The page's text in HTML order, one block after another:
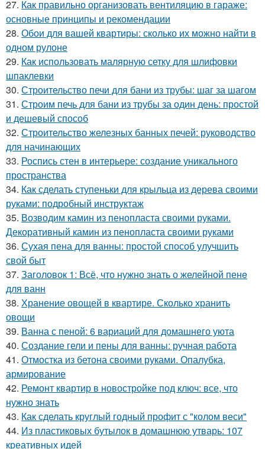
27. Как правильно организовать вентиляцию в гараже:
основные принципы и рекомендации
28. Обои для вашей квартиры: сколько их можно найти в
одном рулоне
29. Как использовать малярную сетку для шлифовки
шпаклевки
30. Строительство печи для бани из трубы: шаг за шагом
31. Строим печь для бани из трубы за один день: простой
и дешевый способ
32. Строительство железных банных печей: руководство
для начинающих
33. Роспись стен в интерьере: создание уникального
пространства
34. Как сделать ступеньки для крыльца из дерева своими
руками: подробный инструктаж
35. Возводим камин из пенопласта своими руками.
Декоративный камин из пенопласта своими руками
36. Сухая пена для ванны: простой способ улучшить
свой быт
37. Заголовок 1: Всё, что нужно знать о желейной пенe
для ванн
38. Хранение овощей в квартире. Сколько хранить
овощи
39. Ванна с пеной: 6 вариаций для домашнего уюта
40. Создание гели и пены для ванны: ручная работа
41. Отмостка из бетона своими руками. Опалубка,
армирование
42. Ремонт квартир в новостройке под ключ: все, что
нужно знать
43. Как сделать круглый годный профит с "колом веси"
44. Из пластиковых бутылок в домашнюю утварь: 107
креативных идей